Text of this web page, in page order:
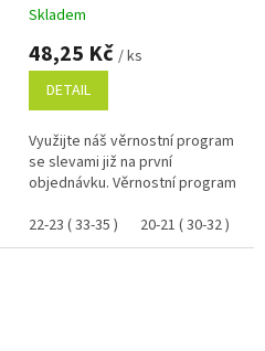
18-19 ( 27-29 ) 16-17 ( 24-26 )
Skladem
48,25 Kč / ks
DETAIL
Využijte náš věrnostní program
se slevami již na první
objednávku. Věrnostní program
22-23 ( 33-35 )
20-21 ( 30-32 )